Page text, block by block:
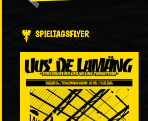
SPIELTAGSFLYER